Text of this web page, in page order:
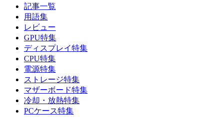
記事一覧
用語集
レビュー
GPU特集
ディスプレイ特集
CPU特集
電源特集
ストレージ特集
マザーボード特集
冷却・放熱特集
PCケース特集